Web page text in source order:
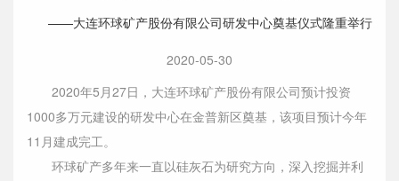
——大连环球矿产股份有限公司研发中心奠基仪式隆重举行
2020-05-30
2020年5月27日，大连环球矿产股份有限公司预计投资
1000多万元建设的研发中心在金普新区奠基，该项目预计今年
11月建成完工。
环球矿产多年来一直以硅灰石为研究方向，深入挖掘并利